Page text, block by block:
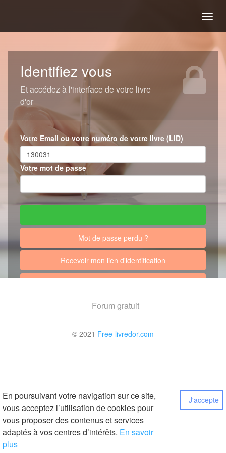
En poursuivant votre navigation sur ce site,
vous acceptez l’utilisation de cookies pour
vous proposer des contenus et services
adaptés à vos centres d’intérêts. En savoir
plus
J'accepte
Identifiez vous
Et accédez à l'interface de votre livre
d'or
Votre Email ou votre numéro de votre livre (LID)
Votre mot de passe
Mot de passe perdu ?
Recevoir mon lien d'identification
Forum gratuit
© 2021 Free-livredor.com